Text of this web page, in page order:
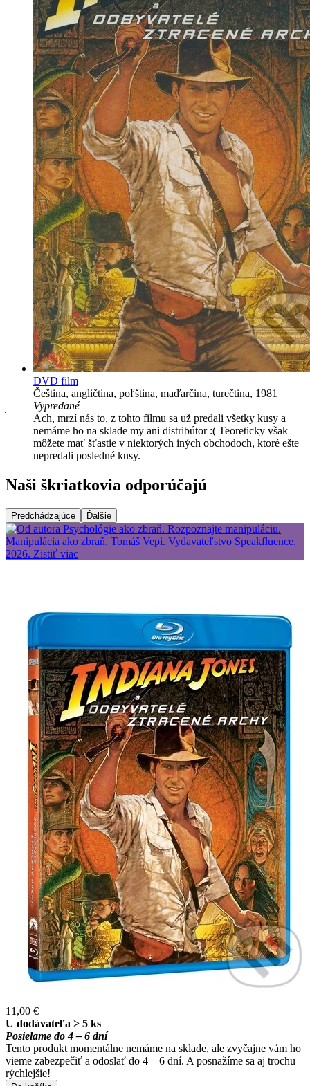
DVD film
Čeština, angličtina, poľština, maďarčina, turečtina, 1981
Vypredané
Ach, mrzí nás to, z tohto filmu sa už predali všetky kusy a
nemáme ho na sklade my ani distribútor :( Teoreticky však
môžete mať šťastie v niektorých iných obchodoch, ktoré ešte
nepredali posledné kusy.
Naši škriatkovia odporúčajú
Predchádzajúce Ďalšie
11,00 €
U dodávateľa > 5 ks
Posielame do 4 – 6 dní
Tento produkt momentálne nemáme na sklade, ale zvyčajne vám ho
vieme zabezpečiť a odoslať do 4 – 6 dní. A posnažíme sa aj trochu
rýchlejšie!